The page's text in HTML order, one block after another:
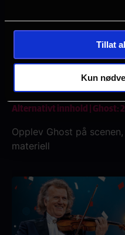
Tillat
Kun
Alternativt innhold | Ghost: 2
Opplev Ghost på
materiell